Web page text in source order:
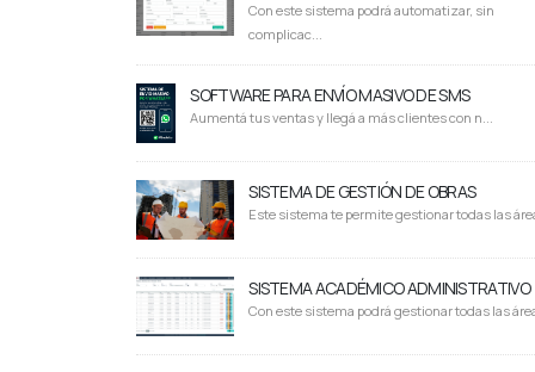
Con este sistema podrá automatizar, sin
complicac...
SOFTWARE PARA ENVÍO MASIVO DE SMS
Aumentá tus ventas y llegá a más clientes con n...
SISTEMA DE GESTIÓN DE OBRAS
Este sistema te permite gestionar todas las
SISTEMA ACADÉMICO ADMINISTRATIVO
Con este sistema podrá gestionar todas las